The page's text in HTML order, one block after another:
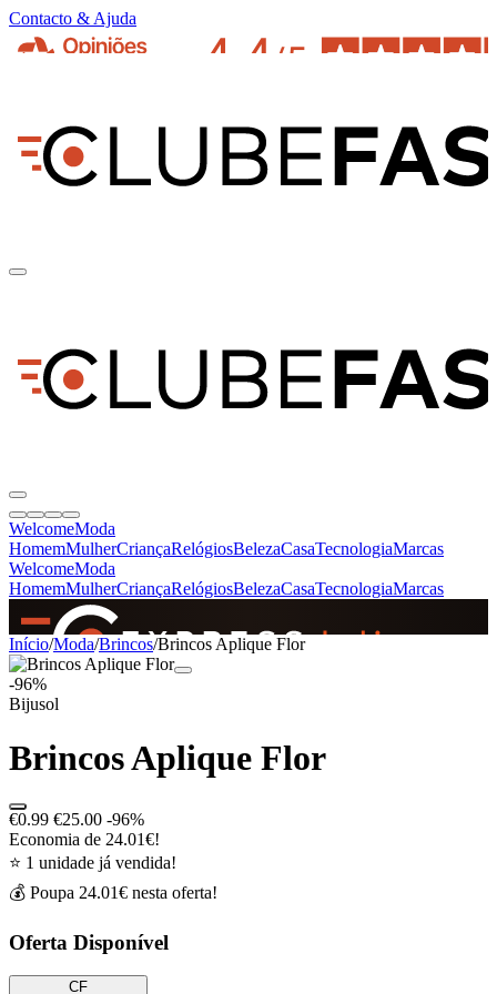
Contacto & Ajuda
WelcomeModa
HomemMulherCriançaRelógiosBelezaCasaTecnologiaMarcas
WelcomeModa
HomemMulherCriançaRelógiosBelezaCasaTecnologiaMarcas
SINCE 2005
Início/Moda/Brincos/Brincos Aplique Flor
-96%
Bijusol
Brincos Aplique Flor
€0.99 €25.00 -96%
Economia de 24.01€!
⭐ 1 unidade já vendida!
💰 Poupa 24.01€ nesta oferta!
Oferta Disponível
CF